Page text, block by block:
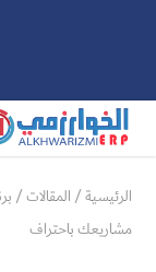
الرئيسية/ المقالات/
مشاريعك باحتراف